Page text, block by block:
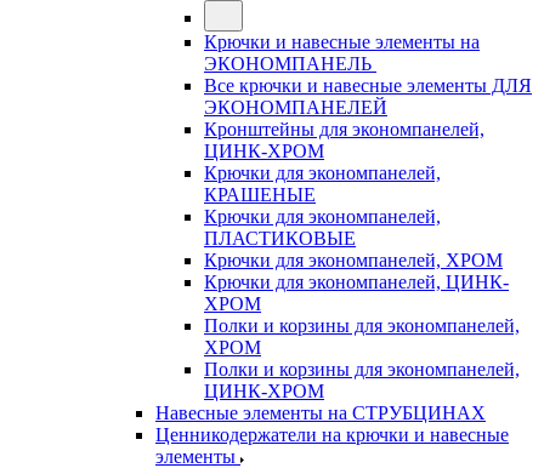
Крючки и навесные элементы на
ЭКОНОМПАНЕЛЬ
Все крючки и навесные элементы ДЛЯ
ЭКОНОМПАНЕЛЕЙ
Кронштейны для экономпанелей,
ЦИНК-ХРОМ
Крючки для экономпанелей,
КРАШЕНЫЕ
Крючки для экономпанелей,
ПЛАСТИКОВЫЕ
Крючки для экономпанелей, ХРОМ
Крючки для экономпанелей, ЦИНК-
ХРОМ
Полки и корзины для экономпанелей,
ХРОМ
Полки и корзины для экономпанелей,
ЦИНК-ХРОМ
Навесные элементы на СТРУБЦИНАХ
Ценникодержатели на крючки и навесные
элементы